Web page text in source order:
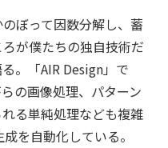
ぼって因数分解し、蓄
が僕たちの独自技術だ
。「AIR Design」で
の画像処理、パターン
る単純処理なども複雑
を自動化している。